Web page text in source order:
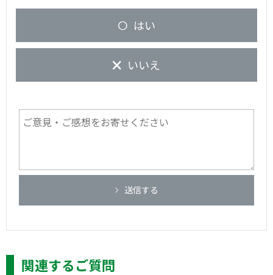
はい
いいえ
送信する
関連するご質問